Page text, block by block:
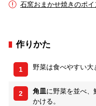
石窯おまかせ焼きのポイ
作りかた
1 野菜は食べやすい大
2 角皿に野菜を並べ、
かける。